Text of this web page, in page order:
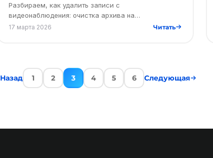
Разбираем, как удалить записи с
видеонаблюдения: очистка архива на
регистраторе и в облаке, удаление отдельных
17 марта 2026 Читать
Назад 1 2 3 4 5 6 Следующая